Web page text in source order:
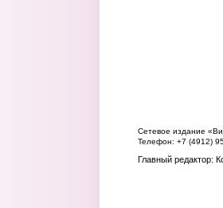
Сетевое издание
Телефон: +7 (4912)
Главный редактор: